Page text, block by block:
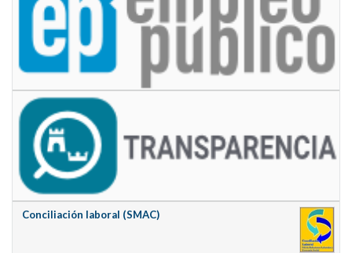
Conciliación laboral (SMAC)